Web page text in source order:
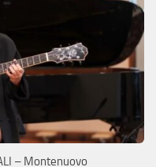
– Montenuovo